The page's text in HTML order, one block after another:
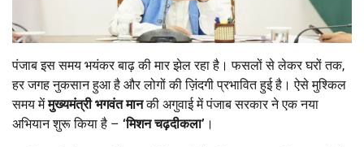
पंजाब इस समय भयंकर बाढ़ की मार झेल रहा है। फसलों से लेकर घरों तक,
हर जगह नुकसान हुआ है और लोगों की ज़िंदगी प्रभावित हुई है। ऐसे मुश्किल
समय मेंमुख्यमंत्री भगवंत मानकी अगुवाई में पंजाब सरकार ने एक नया
अभियान शुरू किया है – ‘मिशन चढ़दीकला’ ।